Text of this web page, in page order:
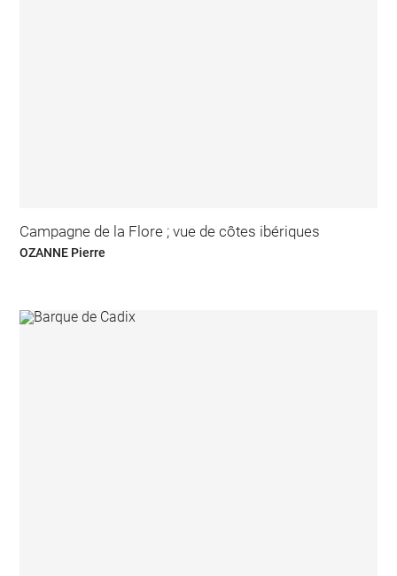
Campagne de la Flore ; vue de côtes ibériques
OZANNE Pierre